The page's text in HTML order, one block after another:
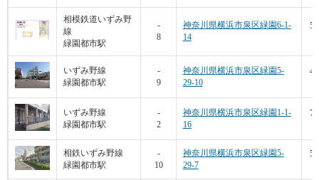
相模鉄道いずみ野
線
緑園都市駅
-
8
神奈川県横浜市泉区緑園6-1-
14
いずみ野線
緑園都市駅
-
9
神奈川県横浜市泉区緑園5-
29-10
いずみ野線
緑園都市駅
-
2
神奈川県横浜市泉区緑園1-1-
16
相鉄いずみ野線
緑園都市駅
-
10
神奈川県横浜市泉区緑園5-
29-7